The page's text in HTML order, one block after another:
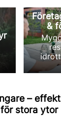
&
–
stora ytor